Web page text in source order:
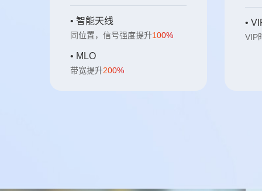
• 智能天线
同位置，信号强度提升100%
• MLO
带宽提升200%
•
VIP